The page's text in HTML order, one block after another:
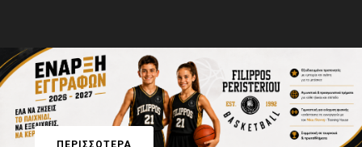
ΠΕΡΙΣΣΟΤΕΡΑ